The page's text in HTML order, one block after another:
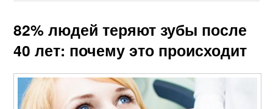
82% людей теряют зубы после
40 лет: почему это происходит